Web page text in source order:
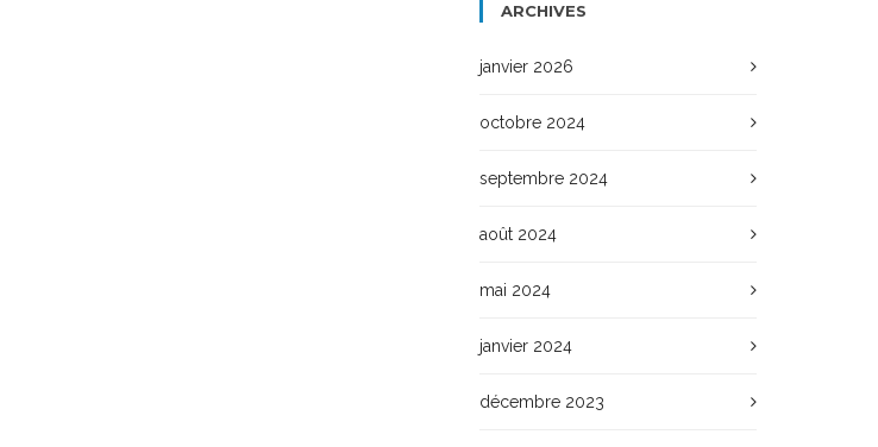
ARCHIVES
janvier 2026
octobre 2024
septembre 2024
août 2024
mai 2024
janvier 2024
décembre 2023